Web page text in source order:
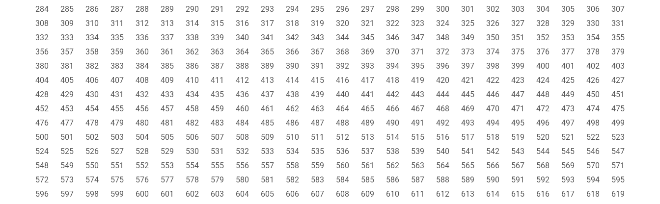
284
285 286 287 288 289 290 291 292 293 294 295 296 297 298 299 300 301 302 303 304 305 306
307
308
309 310 311 312 313 314 315 316 317 318 319 320 321 322 323 324 325 326 327 328 329 330
331
332
333 334 335 336 337 338 339 340 341 342 343 344 345 346 347 348 349 350 351 352 353 354
355
356
357 358 359 360 361 362 363 364 365 366 367 368 369 370 371 372 373 374 375 376 377 378
379
380
381 382 383 384 385 386 387 388 389 390 391 392 393 394 395 396 397 398 399 400 401 402
403
404
405 406 407 408 409 410 411 412 413 414 415 416 417 418 419 420 421 422 423 424 425 426
427
428
429 430 431 432 433 434 435 436 437 438 439 440 441 442 443 444 445 446 447 448 449 450
451
452
453 454 455 456 457 458 459 460 461 462 463 464 465 466 467 468 469 470 471 472 473 474
475
476
477 478 479 480 481 482 483 484 485 486 487 488 489 490 491 492 493 494 495 496 497 498
499
500
501 502 503 504 505 506 507 508 509 510 511 512 513 514 515 516 517 518 519 520 521 522
523
524
525 526 527 528 529 530 531 532 533 534 535 536 537 538 539 540 541 542 543 544 545 546
547
548
549 550 551 552 553 554 555 556 557 558 559 560 561 562 563 564 565 566 567 568 569 570
571
572
573 574 575 576 577 578 579 580 581 582 583 584 585 586 587 588 589 590 591 592 593 594
595
596
597 598 599 600 601 602 603 604 605 606 607 608 609 610 611 612 613 614 615 616 617 618
619